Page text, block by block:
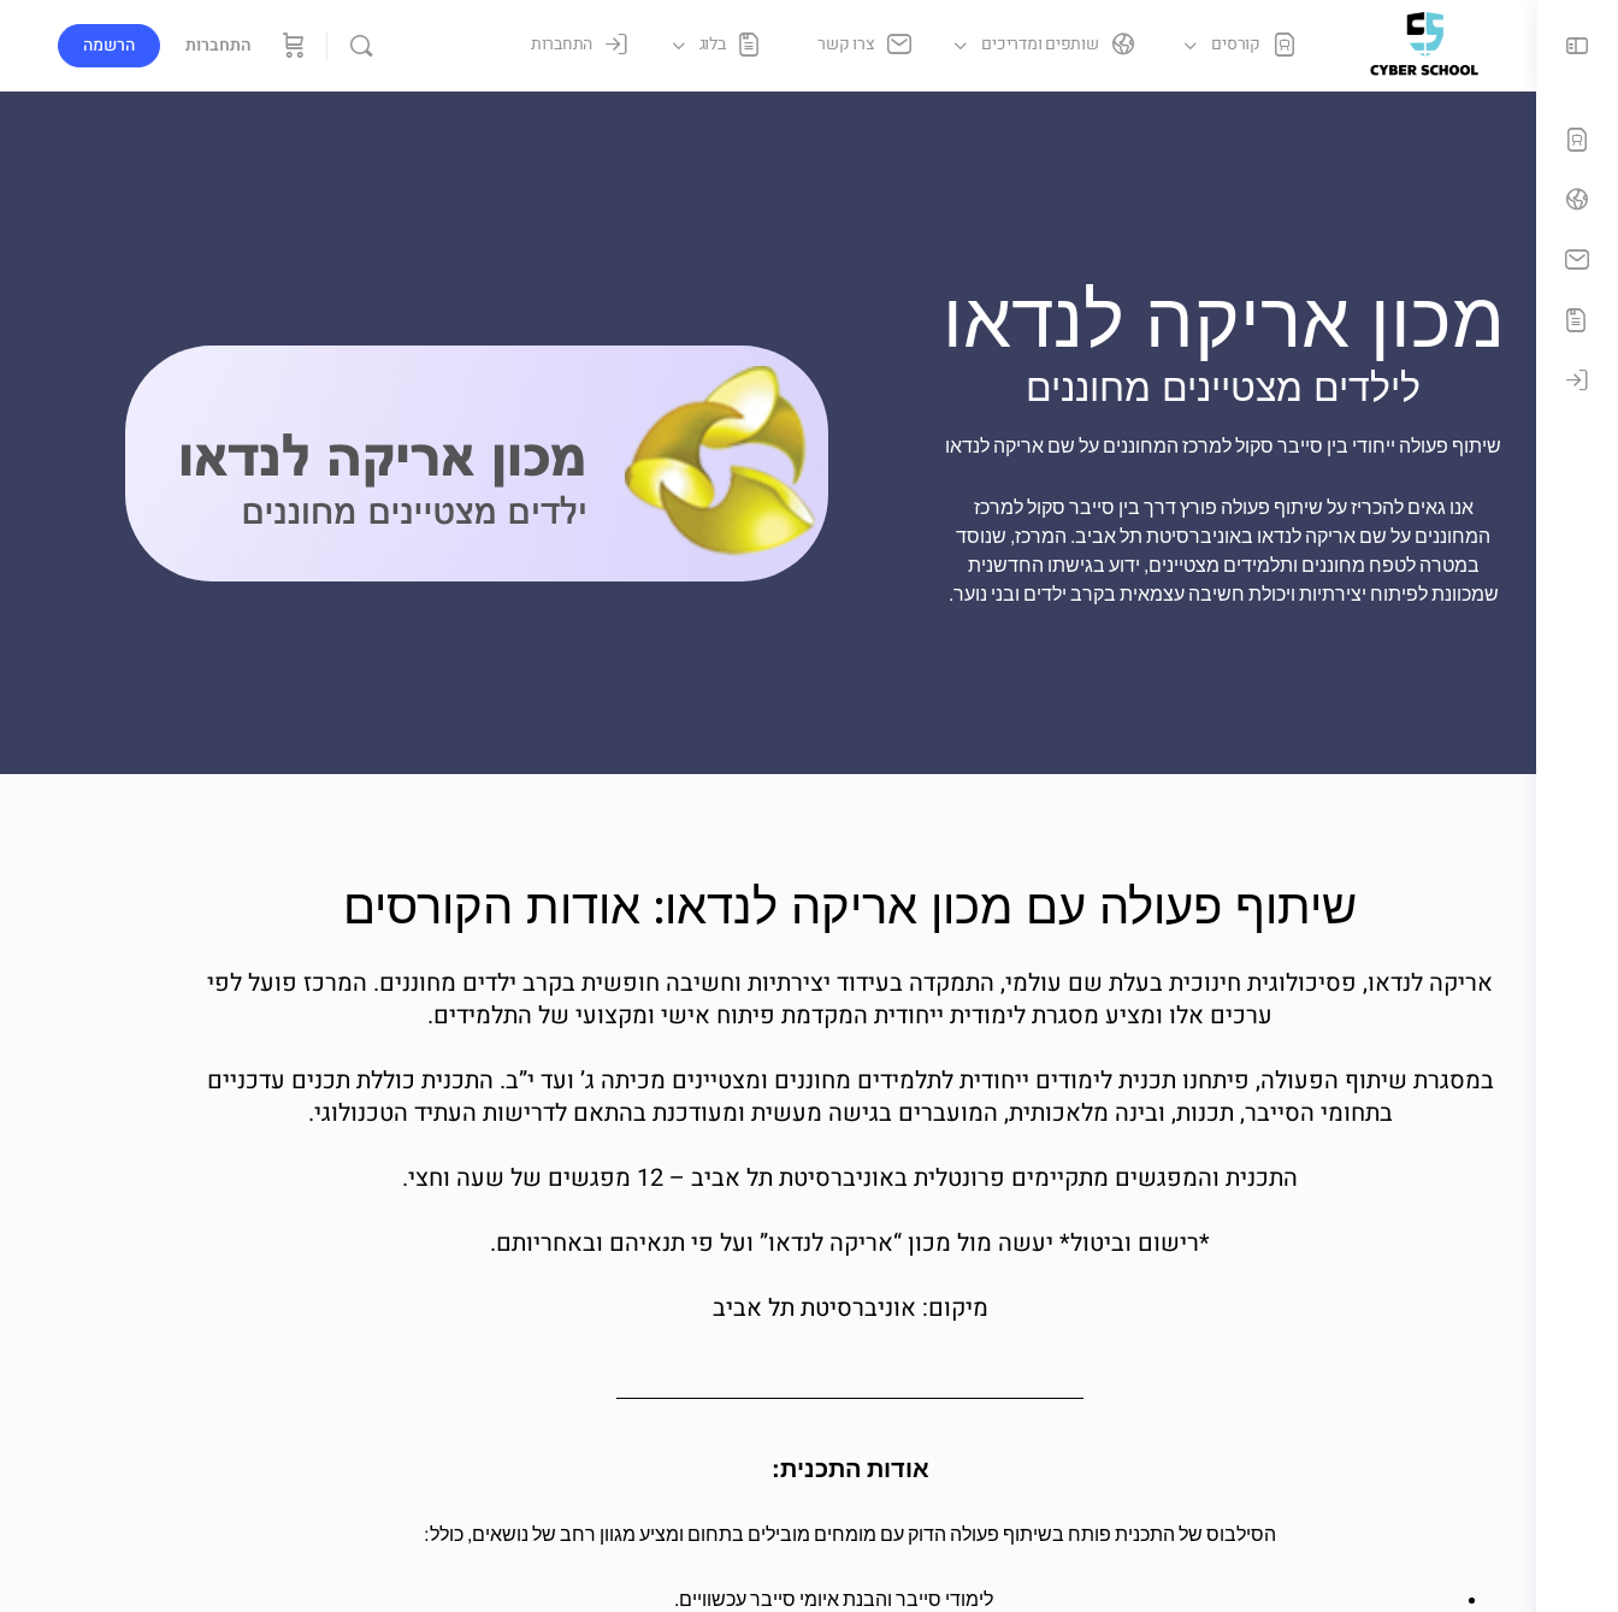
קורסים שותפים ומדריכים צרו קשר בלוג התחברות התחברות הרשמה
מכון אריקה לנדאו
לילדים מצטיינים מחוננים
שיתוף פעולה ייחודי בין סייבר סקול למרכז המחוננים על שם אריקה לנדאו
אנו גאים להכריז על שיתוף פעולה פורץ דרך בין סייבר סקול למרכז
המחוננים על שם אריקה לנדאו באוניברסיטת תל אביב. המרכז, שנוסד
במטרה לטפח מחוננים ותלמידים מצטיינים, ידוע בגישתו החדשנית
שמכוונת לפיתוח יצירתיות ויכולת חשיבה עצמאית בקרב ילדים ובני נוער.
שיתוף פעולה עם מכון אריקה לנדאו: אודות הקורסים
אריקה לנדאו, פסיכולוגית חינוכית בעלת שם עולמי, התמקדה בעידוד יצירתיות וחשיבה חופשית בקרב ילדים מחוננים. המרכז פועל לפי
ערכים אלו ומציע מסגרת לימודית ייחודית המקדמת פיתוח אישי ומקצועי של התלמידים.
במסגרת שיתוף הפעולה, פיתחנו תכנית לימודים ייחודית לתלמידים מחוננים ומצטיינים מכיתה ג’ ועד י”ב. התכנית כוללת תכנים עדכניים
בתחומי הסייבר, תכנות, ובינה מלאכותית, המועברים בגישה מעשית ומעודכנת בהתאם לדרישות העתיד הטכנולוגי.
התכנית והמפגשים מתקיימים פרונטלית באוניברסיטת תל אביב – 12 מפגשים של שעה וחצי.
*רישום וביטול* יעשה מול מכון “אריקה לנדאו” ועל פי תנאיהם ובאחריותם.
מיקום: אוניברסיטת תל אביב
אודות התכנית:
הסילבוס של התכנית פותח בשיתוף פעולה הדוק עם מומחים מובילים בתחום ומציע מגוון רחב של נושאים, כולל:
לימודי סייבר והבנת איומי סייבר עכשוויים.